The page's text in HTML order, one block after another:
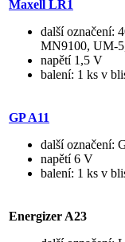
Maxell LR1
další označení:
MN9100, UM-
napětí 1,5 V
balení: 1 ks v
GP A11
další označení:
napětí 6 V
balení: 1 ks v
Energizer A23